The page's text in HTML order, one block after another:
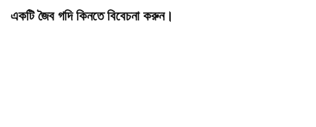
একটি জৈব গদি কিনতে বিবেচনা করুন।